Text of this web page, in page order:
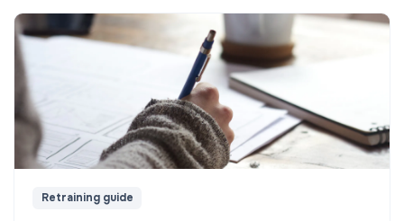
Retraining guide